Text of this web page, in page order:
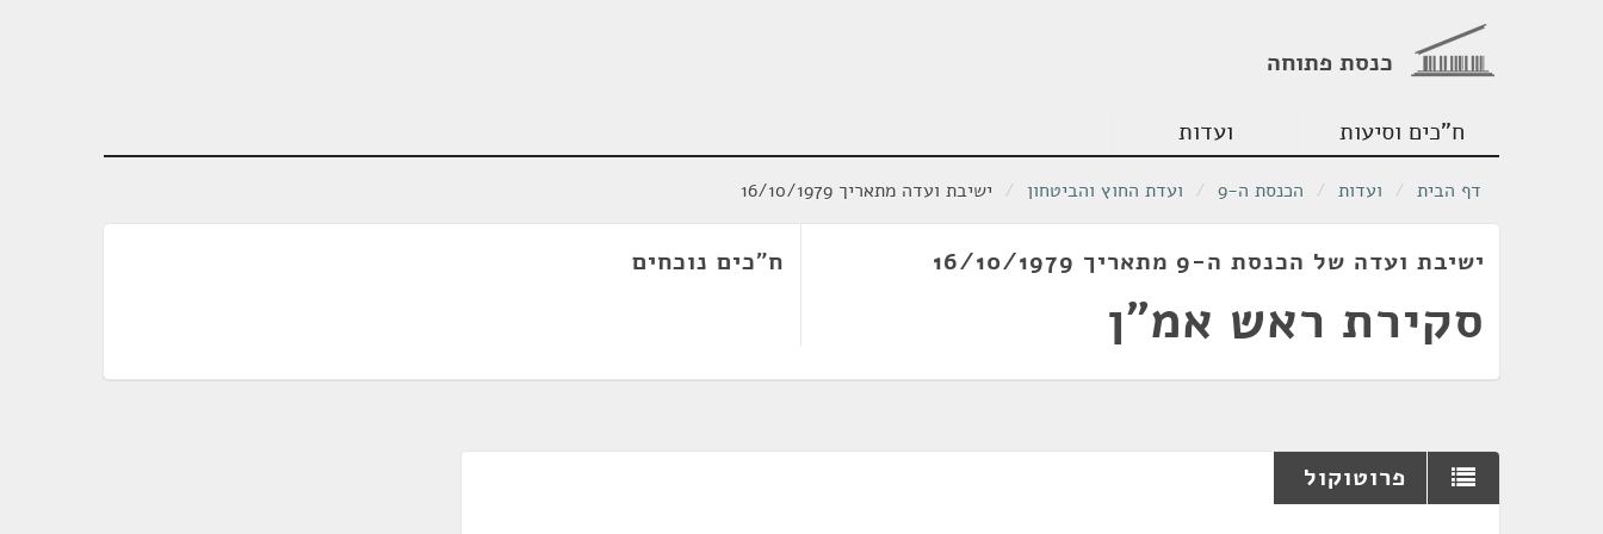
כנסת פתוחה
ח"כים וסיעות ועדות
דף הבית / ועדות / הכנסת ה-9 / ועדת החוץ והביטחון / ישיבת ועדה מתאריך 16/10/1979
ישיבת ועדה של הכנסת ה-9 מתאריך 16/10/1979
סקירת ראש אמ"ן
ח"כים נוכחים
פרוטוקול